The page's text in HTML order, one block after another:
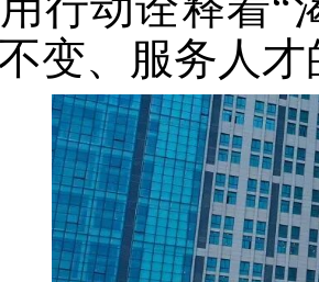
变、服务人